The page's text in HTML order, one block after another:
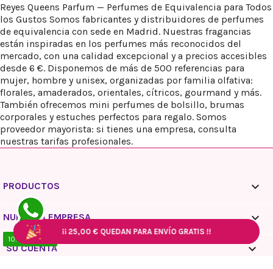
¡¡25,00 € QUEDAN PARA ENVÍO GRATIS !!
¡¡25,00 € QUEDAN PARA ENVÍO GRATIS !!
Reyes Queens Parfum — Perfumes de Equivalencia para Todos
los Gustos Somos fabricantes y distribuidores de perfumes
de equivalencia con sede en Madrid. Nuestras fragancias
están inspiradas en los perfumes más reconocidos del
mercado, con una calidad excepcional y a precios accesibles
desde 6 €. Disponemos de más de 500 referencias para
mujer, hombre y unisex, organizadas por familia olfativa:
florales, amaderados, orientales, cítricos, gourmand y más.
También ofrecemos mini perfumes de bolsillo, brumas
corporales y estuches perfectos para regalo. Somos
proveedor mayorista: si tienes una empresa, consulta
nuestras tarifas profesionales.
PRODUCTOS 
NUESTRA EMPRESA 
SU CUENTA 
10:00 / 18:00
¡¡25,00 € QUEDAN PARA ENVÍO GRATIS !!
¡¡25,00 € QUEDAN PARA ENVÍO GRATIS !!